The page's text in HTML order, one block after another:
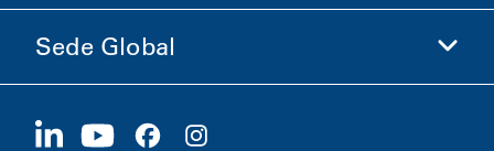
Carreiras
Investidores
Sustentabilidade
Sede Global
1400 W 94th Street